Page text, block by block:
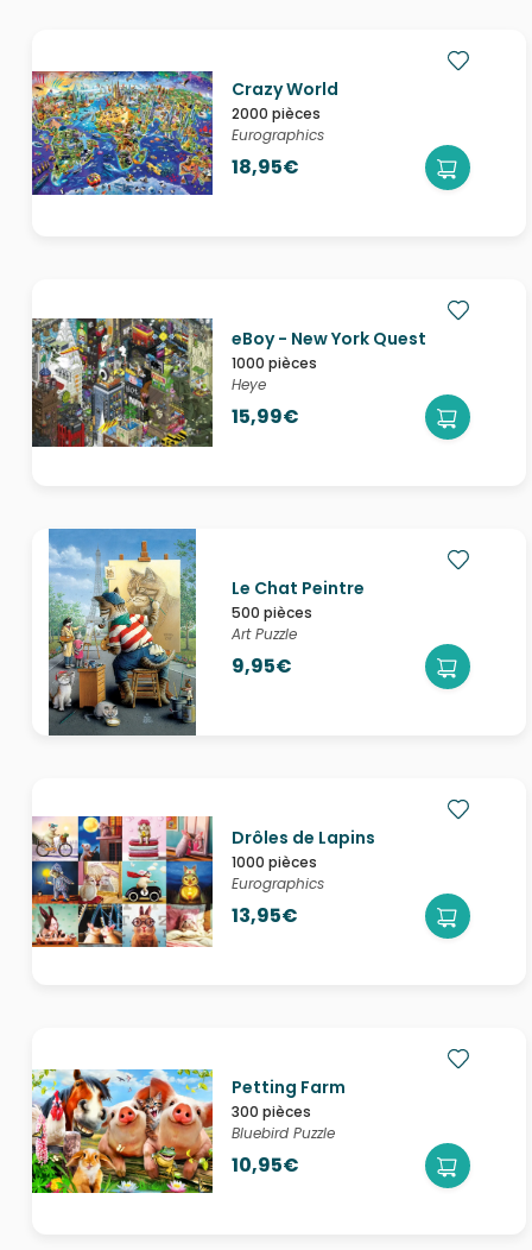
Crazy World
2000 pièces
Eurographics
18,95€
eBoy - New York Quest
1000 pièces
Heye
15,99€
Le Chat Peintre
500 pièces
Art Puzzle
9,95€
Drôles de Lapins
1000 pièces
Eurographics
13,95€
Petting Farm
300 pièces
Bluebird Puzzle
10,95€